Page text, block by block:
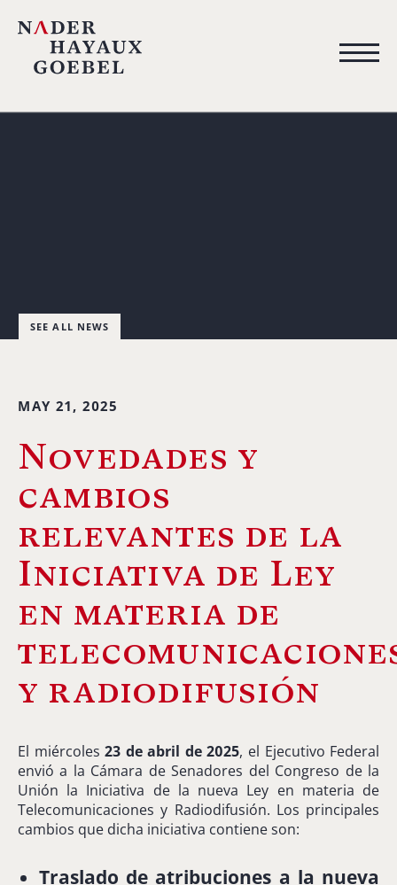
SEE ALL NEWS
MAY 21, 2025
Novedades y
cambios
relevantes de la
Iniciativa de Ley
en materia de
y radiodifusión
El miércoles23 deabril de2025, el Ejecutivo Federal
envióa la Cámara deSenadores del Congreso de la
Unión la Iniciativa de la nueva Ley en materia de
Telecomunicacionesy Radiodifusión. Los principales
cambios que dicha iniciativa contieneson:
Traslado de atribuciones a la nueva